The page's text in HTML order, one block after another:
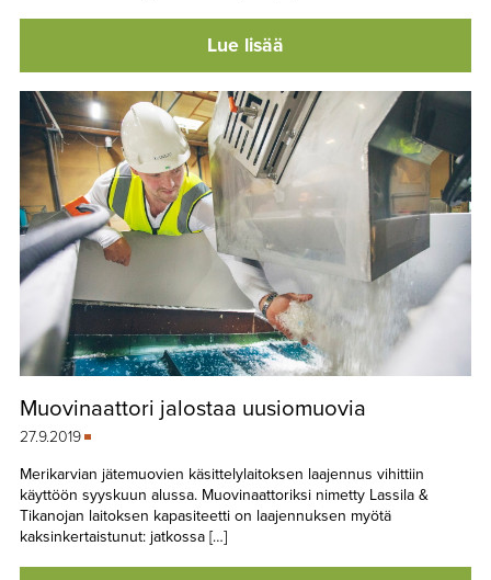
Lue lisää
Muovinaattori jalostaa uusiomuovia
27.9.2019
Merikarvian jätemuovien käsittelylaitoksen laajennus vihittiin
käyttöön syyskuun alussa. Muovinaattoriksi nimetty Lassila &
Tikanojan laitoksen kapasiteetti on laajennuksen myötä
kaksinkertaistunut: jatkossa […]